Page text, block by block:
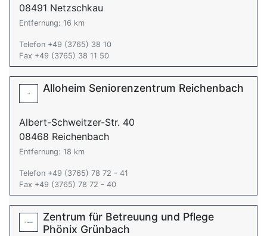
08491 Netzschkau
Entfernung: 16 km
Telefon +49 (3765) 38 10
Fax +49 (3765) 38 11 50
Alloheim Seniorenzentrum Reichenbach
Albert-Schweitzer-Str. 40
08468 Reichenbach
Entfernung: 18 km
Telefon +49 (3765) 78 72 - 41
Fax +49 (3765) 78 72 - 40
Zentrum für Betreuung und Pflege
Phönix Grünbach